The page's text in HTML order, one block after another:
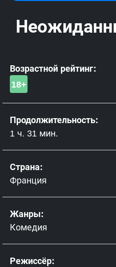
Возрастной рейтинг:
18+
Продолжительность:
1 ч. 31 мин.
Страна:
Франция
Жанры:
Комедия
Режиссёр: